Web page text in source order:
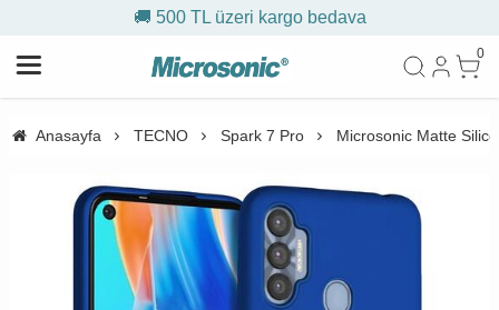
🚚 500 TL üzeri kargo bedava
0
Anasayfa TECNO Spark 7 Pro Microsonic Matte